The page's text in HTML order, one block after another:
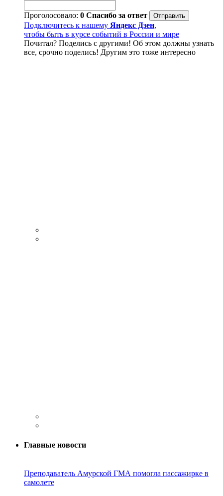
Проголосовало: 0 Спасибо за ответ
Подключитесь к нашему Яндекс Дзен,
чтобы быть в курсе событий в России и мире
Почитал? Поделись с другими! Об этом должны узнать
все, срочно поделись! Другим это тоже интересно
Главные новости
Преподаватель Амурской ГМА помогла пассажирке в
самолете